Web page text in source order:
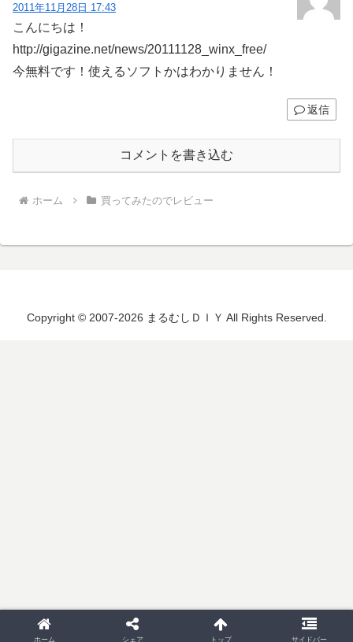
2011年11月28日 17:43
こんにちは！
http://gigazine.net/news/20111128_winx_free/
今無料です！使えるソフトかはわかりません！
返信
コメントを書き込む
ホーム 買ってみたのでレビュー
Copyright © 2007-2026 まるむしＤＩＹ All Rights Reserved.
ホーム シェア トップ サイドバー